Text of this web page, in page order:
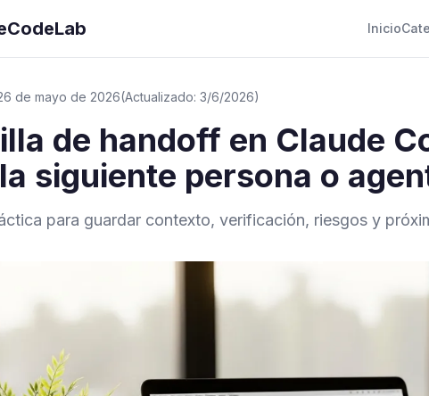
Inicio
de mayo de 2026(Actualizado: 3/6/2026)
de handoff en Claude
siguiente persona o
para guardar contexto, verificación, riesgos y